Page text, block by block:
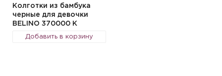
Колготки из бамбука
черные для девочки
BELINO 370000 K
Добавить в корзину